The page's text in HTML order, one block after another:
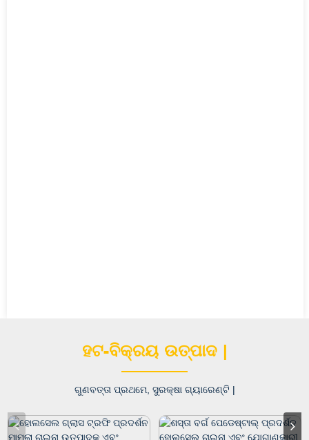
ହଟ-ବିକ୍ରୟ ଉତ୍ପାଦ |
ଗୁଣବତ୍ତା ପ୍ରଥମେ, ସୁରକ୍ଷା ଗ୍ୟାରେଣ୍ଟି |